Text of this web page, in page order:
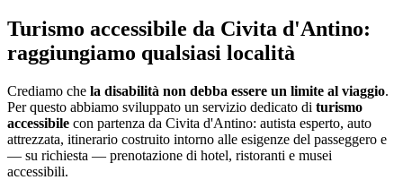
Turismo accessibile da Civita d'Antino:
raggiungiamo qualsiasi località
Crediamo che la disabilità non debba essere un limite al viaggio.
Per questo abbiamo sviluppato un servizio dedicato di turismo
accessibile con partenza da Civita d'Antino: autista esperto, auto
attrezzata, itinerario costruito intorno alle esigenze del passeggero e
— su richiesta — prenotazione di hotel, ristoranti e musei
accessibili.